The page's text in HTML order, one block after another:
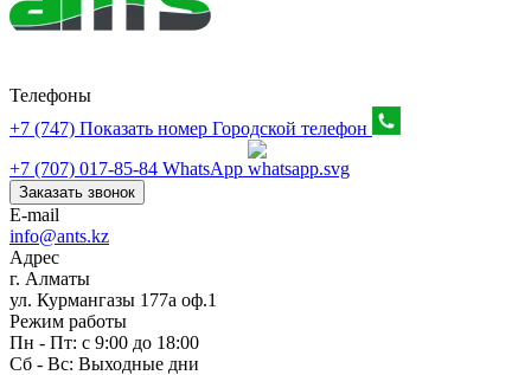
Телефоны
+7 (747) Показать номер Городской телефон
+7 (707) 017-85-84 WhatsApp
Заказать звонок
E-mail
info@ants.kz
Адрес
г. Алматы
ул. Курмангазы 177а оф.1
Режим работы
Пн - Пт: с 9:00 до 18:00
Сб - Вс: Выходные дни